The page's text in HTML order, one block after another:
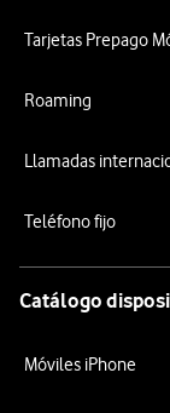
Tarjetas Prepago
Roaming
Llamadas
Teléfono fijo
Catálogo
Móviles iPhone